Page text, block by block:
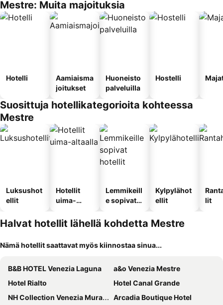
Mestre: Muita majoituksia
Hotelli
Aamiaisma
joitukset
Huoneisto
palveluilla
Hostelli
Suosittuja hotellikategorioita kohteessa
Mestre
Luksushot
ellit
Hotellit
uima-
Lemmikeill
e sopivat
Kylpylähot
ellit
lit
Halvat hotellit lähellä kohdetta Mestre
Nämä hotellit saattavat myös kiinnostaa sinua...
B&B HOTEL Venezia Laguna
a&o Venezia Mestre
Hotel Rialto
Hotel Canal Grande
NH Collection Venezia Murano Villa
Arcadia Boutique Hotel